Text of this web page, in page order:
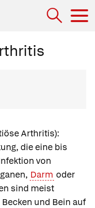
Arthritis):
die eine bis
von
Darm oder
sind meist
und Bein auf